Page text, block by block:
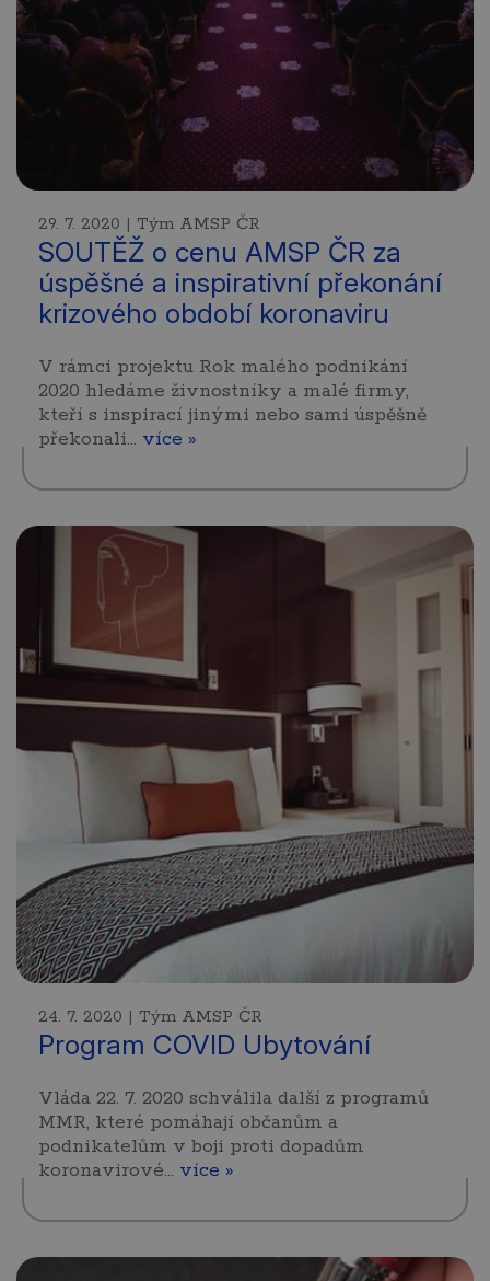
29. 7. 2020 | Tým AMSP ČR
SOUTĚŽ o cenu AMSP ČR za
úspěšné a inspirativní překonání
krizového období koronaviru
V rámci projektu Rok malého podnikání
2020 hledáme živnostníky a malé firmy,
kteří s inspirací jinými nebo sami úspěšně
překonali… více »
24. 7. 2020 | Tým AMSP ČR
Program COVID Ubytování
Vláda 22. 7. 2020 schválila další z programů
MMR, které pomáhají občanům a
podnikatelům v boji proti dopadům
koronavirové… více »